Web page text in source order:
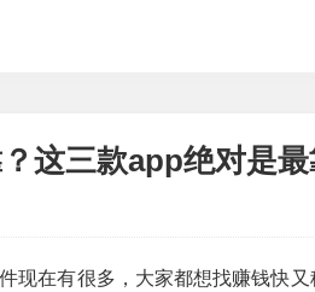
这三款app绝对是
现在有很多，大家都想找赚钱快